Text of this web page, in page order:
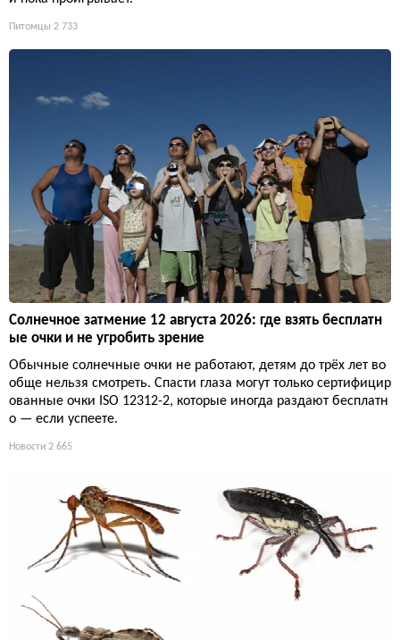
Питомцы 2 733
Солнечное затмение 12 августа 2026: где взять бесплатн
ые очки и не угробить зрение
Обычные солнечные очки не работают, детям до трёх лет во
обще нельзя смотреть. Спасти глаза могут только сертифицир
ованные очки ISO 12312-2, которые иногда раздают бесплатн
о — если успеете.
Новости 2 665